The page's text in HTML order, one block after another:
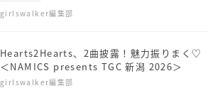
girlswalker編集部
Hearts2Hearts、2曲披露！魅力振りまく♡
＜NAMICS presents TGC 新潟 2026＞
girlswalker編集部